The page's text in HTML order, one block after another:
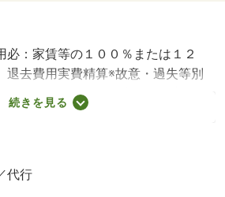
必：家賃等の１００％または１２
去費用実費精算※故意・過失等別
ヶ月５５０円（税込）、鍵交換
０円（税込）、退去時清掃費：６３
税込）、保証委託料：必要 保証会
ストイレ別／エアコン／角住戸／
続きを見る
代行